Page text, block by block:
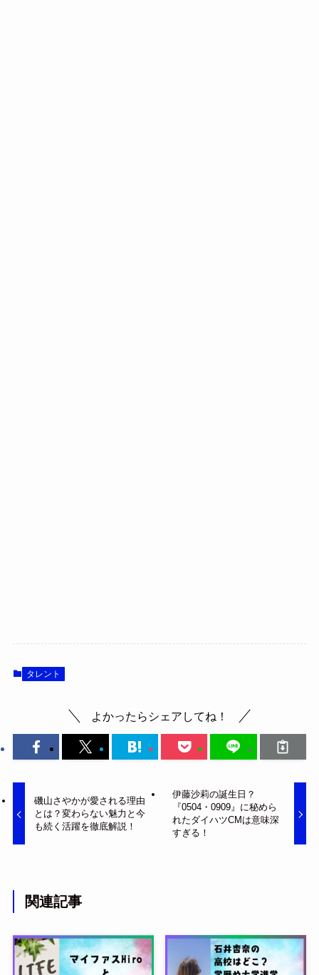
タレント
よかったらシェアしてね！
磯山さやかが愛される理由
とは？変わらない魅力と今
も続く活躍を徹底解説！
伊藤沙莉の誕生日？
『0504・0909』に秘めら
れたダイハツCMは意味深
すぎる！
関連記事